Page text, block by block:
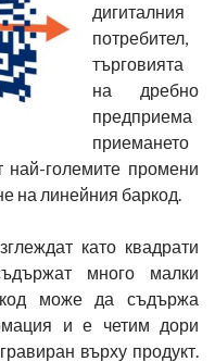
дигиталния
потребител,
търговията
на дребно
предприема
приемането
най-големите промени
на линейния баркод.
като квадрати
много малки
може да съдържа
и е четим дори
върху продукт.